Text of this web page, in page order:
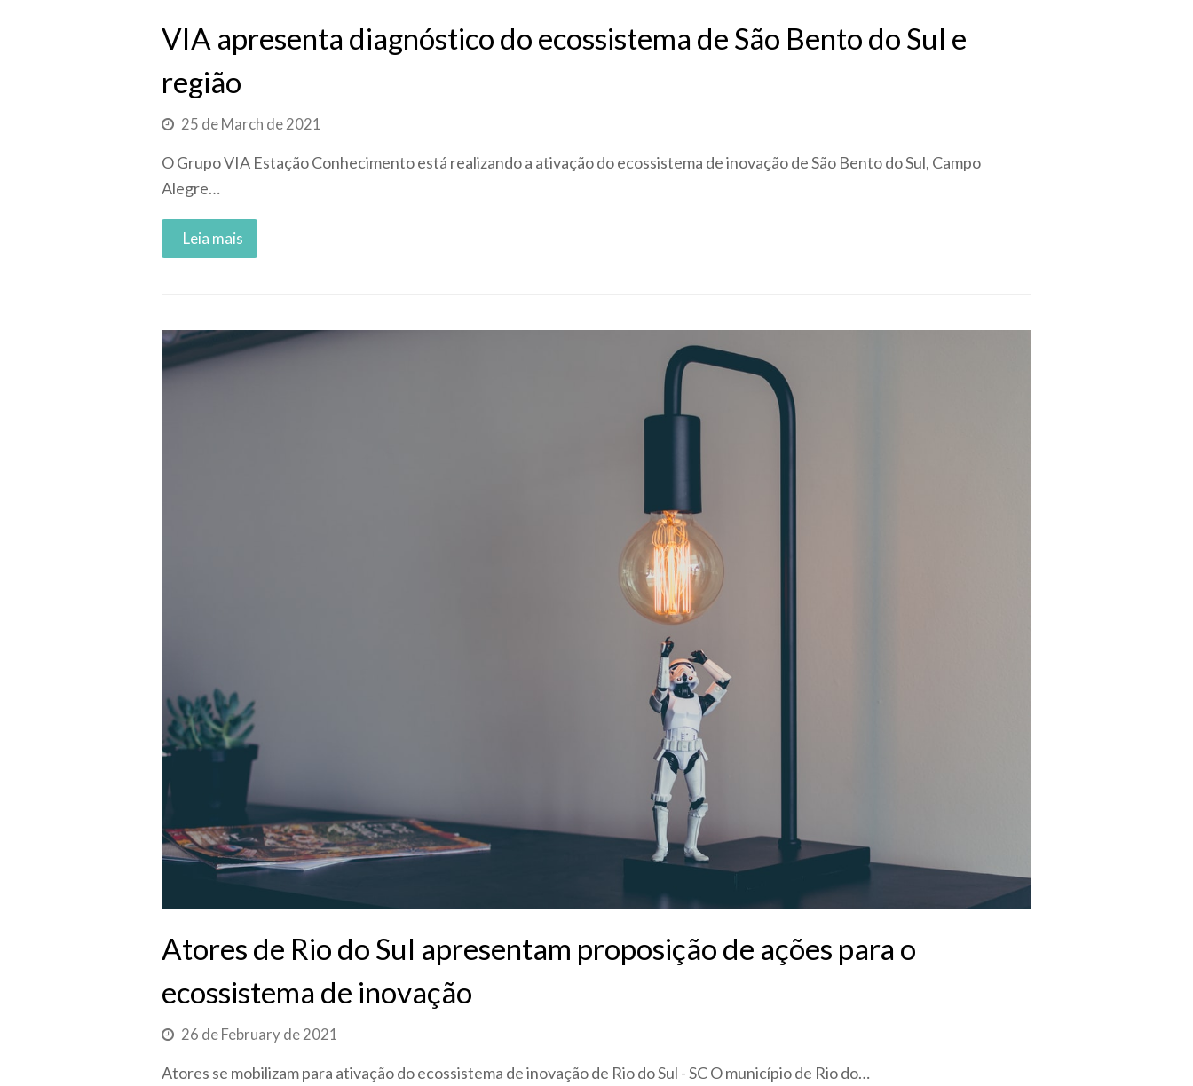
VIA apresenta diagnóstico do ecossistema de São Bento do Sul e
região
25 de March de 2021
O Grupo VIA Estação Conhecimento está realizando a ativação do ecossistema de inovação de São Bento do Sul, Campo
Alegre…
Atores de Rio do Sul apresentam proposição de ações para o
ecossistema de inovação
26 de February de 2021
Atores se mobilizam para ativação do ecossistema de inovação de Rio do Sul - SC O município de Rio do…